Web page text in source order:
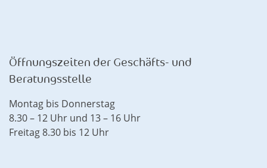
Öffnungszeiten der Geschäfts- und
Beratungsstelle
Montag bis Donnerstag
8.30 – 12 Uhr und 13 – 16 Uhr
Freitag 8.30 bis 12 Uhr